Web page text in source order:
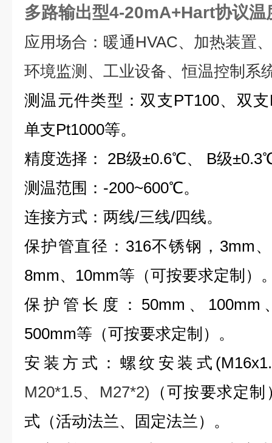
多路输出型4-20mA+Hart协议温
应用场合：暖通HVAC、加热装置
环境监测、工业设备、恒温控制系
测温元件类型：双支PT100、双支
单支Pt1000等。
精度选择：
2B级±0.6℃、 B级±0.3
测温范围： -200~600℃。
连接方式：两线/三线/四线。
保护管直径： 316不锈钢， 3mm
8mm、 10mm等（可按要求定制）
保护管长度： 50mm 、 100mm
500mm等（可按要求定制）。
安装方式：螺纹安装式
M20*1.5、 M27*2) （可按要求定
式（活动法兰、固定法兰）。